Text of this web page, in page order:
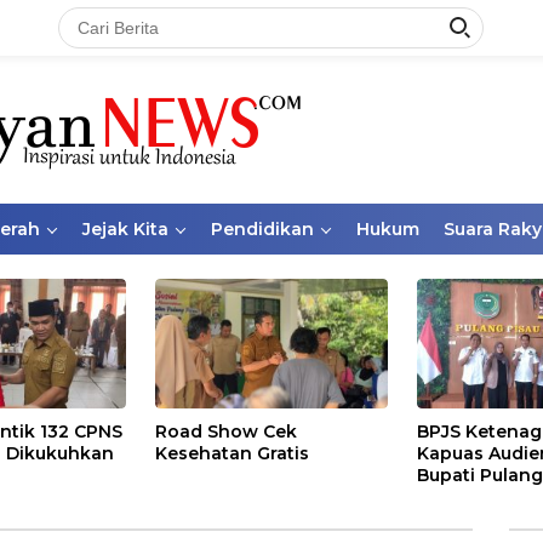
Jejak Kita Pendidikan Hukum Suara
132 CPNS
Dikukuhkan
Road Show Cek
Kesehatan Gratis
BPJS
Kapuas
Bupati